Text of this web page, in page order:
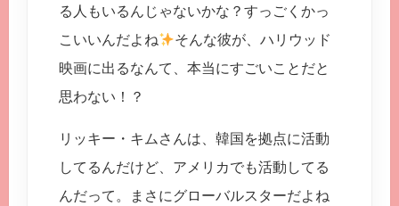
る人もいるんじゃないかな？すっごくかっ
こいいんだよね
そんな彼が、ハリウッド
映画に出るなんて、本当にすごいことだと
思わない！？
リッキー・キムさんは、韓国を拠点に活動
してるんだけど、アメリカでも活動してる
んだって。まさにグローバルスターだよね